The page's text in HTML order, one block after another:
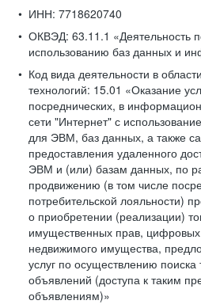
ИНН: 7718620740
ОКВЭД: 63.11.1 «Деятельность
использованию баз данных и
Код вида деятельности в
технологий: 15.01 «Оказание
посреднических, в
сети "Интернет" с
для ЭВМ, баз данных, а также
предоставления удаленного
ЭВМ и (или) базам данных, по
продвижению (в том числе
потребительской лояльности)
о приобретении (реализации)
имущественных прав,
недвижимого имущества,
услуг по осуществлению
объявлений (доступа к таким
объявлениям)»